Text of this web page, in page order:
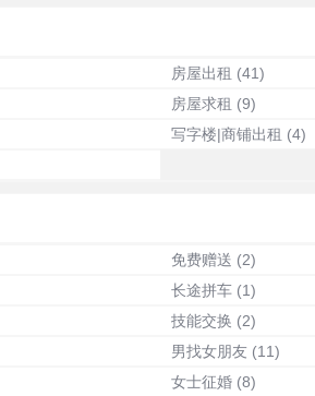
房屋出租 (41)
房屋求租 (9)
写字楼|商铺出租 (4)
免费赠送 (2)
长途拼车 (1)
技能交换 (2)
男找女朋友 (11)
女士征婚 (8)